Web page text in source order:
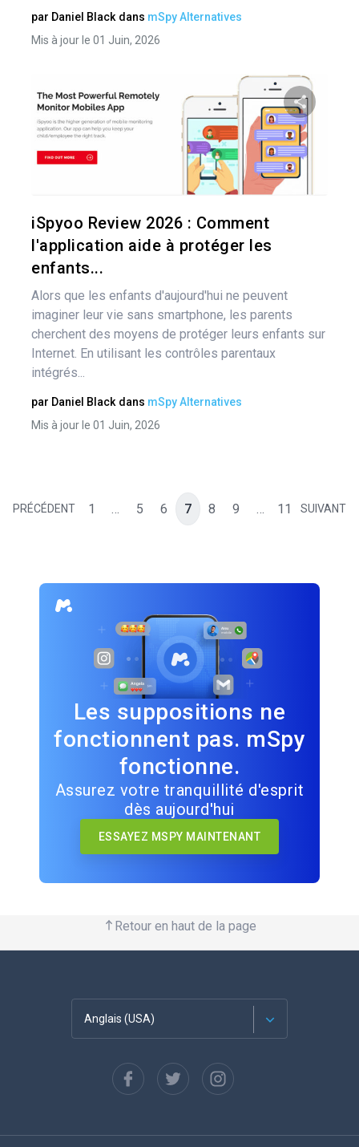
par Daniel Black dans mSpy Alternatives
Mis à jour le 01 Juin, 2026
iSpyoo Review 2026 : Comment
l'application aide à protéger les
enfants...
Alors que les enfants d'aujourd'hui ne peuvent
imaginer leur vie sans smartphone, les parents
cherchent des moyens de protéger leurs enfants sur
Internet. En utilisant les contrôles parentaux
intégrés...
par Daniel Black dans mSpy Alternatives
Mis à jour le 01 Juin, 2026
PRÉCÉDENT 1 … 5 6 7 8 9 … 11 SUIVANT
Les suppositions ne
fonctionnent pas. mSpy
fonctionne.
Assurez votre tranquillité d'esprit
dès aujourd'hui
ESSAYEZ MSPY MAINTENANT
Retour en haut de la page
Anglais (USA)
Espagnol
Deutsch